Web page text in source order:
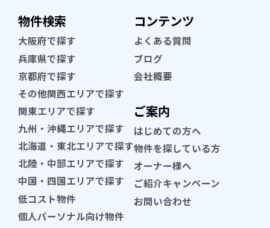
物件検索
大阪府で探す
兵庫県で探す
京都府で探す
その他関西エリアで探す
関東エリアで探す
九州・沖縄エリアで探す
北海道・東北エリアで探す
北陸・中部エリアで探す
中国・四国エリアで探す
低コスト物件
個人パーソナル向け物件
コンテンツ
よくある質問
ブログ
会社概要
ご案内
はじめての方へ
物件を探している方
オーナー様へ
ご紹介キャンペーン
お問い合わせ